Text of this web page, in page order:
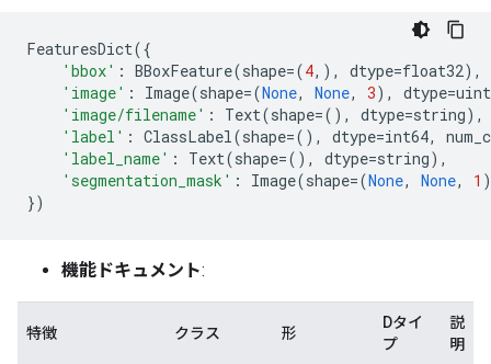
FeaturesDict({
'bbox' : BBoxFeature(shape=(4,), dtype=float32),
'image' : Image(shape=(None, None, 3), dtype=
'image/filename' : Text(shape=(), dtype=string),
'label' : ClassLabel(shape=(), dtype=int64,
'label_name' : Text(shape=(), dtype=string),
'segmentation_mask' : Image(shape=(None, None, 1
})
機能ドキュメント:
特徴 クラス 形
Dタイ
プ
説
明